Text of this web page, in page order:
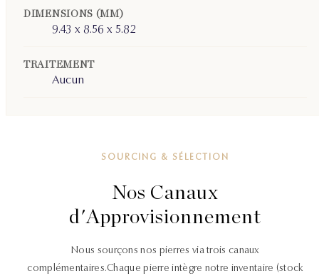
DIMENSIONS (MM)
9.43 x 8.56 x 5.82
TRAITEMENT
Aucun
SOURCING & SÉLECTION
Nos Canaux
d'Approvisionnement
Nous sourçons nos pierres via trois canaux
complémentaires.Chaque pierre intègre notre inventaire (stock